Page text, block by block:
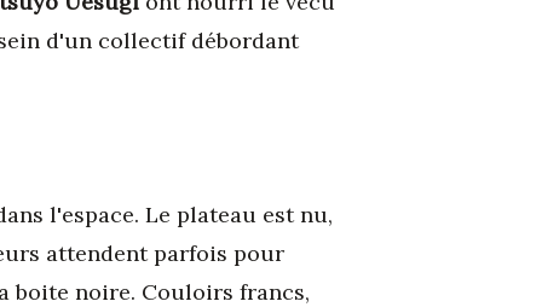
d'un collectif débordant
l'espace. Le plateau est nu,
attendent parfois pour
boite noire. Couloirs francs,